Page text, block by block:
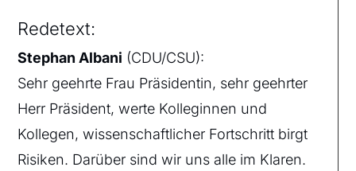
Redetext:
Stephan Albani (CDU/CSU):
Sehr geehrte Frau Präsidentin, sehr geehrter
Herr Präsident, werte Kolleginnen und
Kollegen, wissenschaftlicher Fortschritt birgt
Risiken. Darüber sind wir uns alle im Klaren.